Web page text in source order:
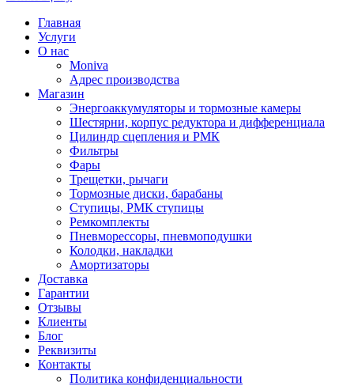
Главная
Услуги
О нас
Moniva
Адрес производства
Магазин
Энергоаккумуляторы и тормозные камеры
Шестярни, корпус редуктора и дифференциала
Цилиндр сцепления и РМК
Фильтры
Фары
Трещетки, рычаги
Тормозные диски, барабаны
Ступицы, РМК ступицы
Ремкомплекты
Пневморессоры, пневмоподушки
Колодки, накладки
Амортизаторы
Доставка
Гарантии
Отзывы
Клиенты
Блог
Реквизиты
Контакты
Политика конфиденциальности